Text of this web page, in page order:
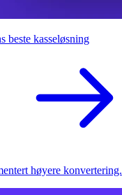
beste kasseløsning
høyere konvertering.